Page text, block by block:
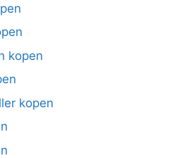
kopen
kopen